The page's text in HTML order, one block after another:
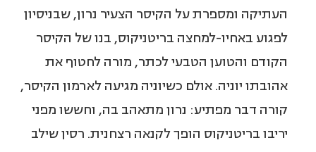
העתיקה ומספרת על הקיסר הצעיר נרון, שבניסיון
לפגוע באחיו-למחצה בריטניקוס, בנו של הקיסר
הקודם והטוען הטבעי לכתר, מורה לחטוף את
אהובתו יוניה. אולם כשיוניה מגיעה לארמון הקיסר,
קורה דבר מפתיע: נרון מתאהב בה, וחששו מפני
יריבו בריטניקוס הופך לקנאה רצחנית. רסין שילב